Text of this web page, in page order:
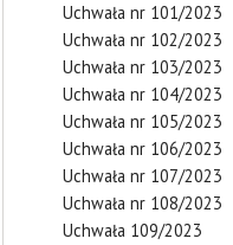
Uchwała nr 101/2023
Uchwała nr 102/2023
Uchwała nr 103/2023
Uchwała nr 104/2023
Uchwała nr 105/2023
Uchwała nr 106/2023
Uchwała nr 107/2023
Uchwała nr 108/2023
Uchwała 109/2023